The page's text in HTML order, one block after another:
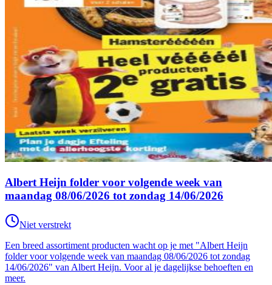
Albert Heijn folder voor volgende week van
maandag 08/06/2026 tot zondag 14/06/2026
Niet verstrekt
Een breed assortiment producten wacht op je met "Albert Heijn
folder voor volgende week van maandag 08/06/2026 tot zondag
14/06/2026" van Albert Heijn. Voor al je dagelijkse behoeften en
meer.